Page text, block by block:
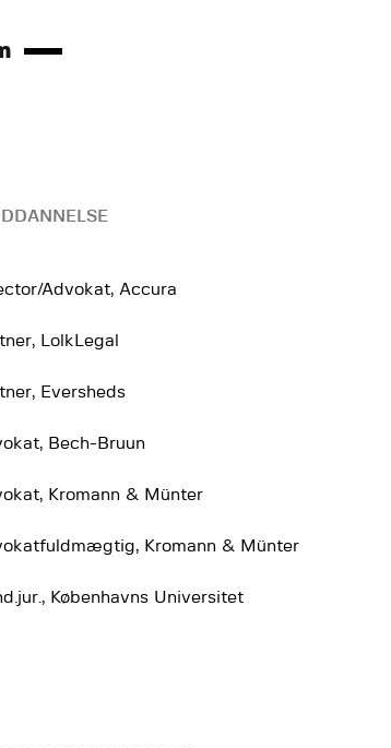
Advokat, Accura
LolkLegal
Eversheds
Bech-Bruun
Kromann & Münter
Kromann & Münter
Københavns Universitet